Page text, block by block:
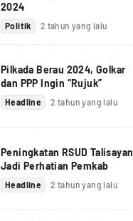
2024
Politik 2 tahun yang lalu
Pilkada Berau 2024, Golkar
dan PPP Ingin “Rujuk”
Headline 2 tahun yang lalu
Peningkatan RSUD Talisayan
Jadi Perhatian Pemkab
Headline 2 tahun yang lalu